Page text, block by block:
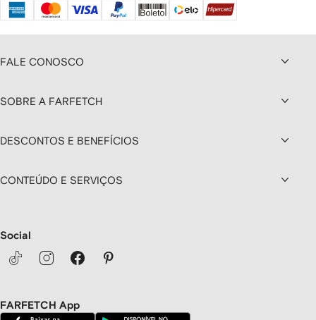
FALE CONOSCO
SOBRE A FARFETCH
DESCONTOS E BENEFÍCIOS
CONTEÚDO E SERVIÇOS
Social
FARFETCH App